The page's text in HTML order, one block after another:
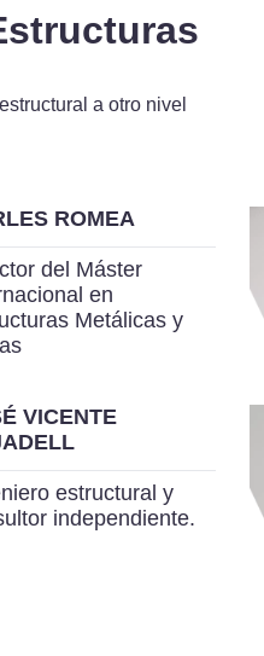
a otro nivel
ROMEA
del Máster
en
Metálicas y
VICENTE
estructural y
independiente.